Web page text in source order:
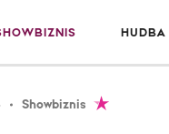
HUDBA
Showbiznis